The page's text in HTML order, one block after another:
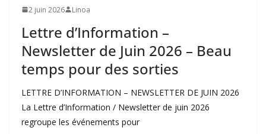
2 juin 2026 Linoa
Lettre d’Information –
Newsletter de Juin 2026 – Beau
temps pour des sorties
LETTRE D’INFORMATION – NEWSLETTER DE JUIN 2026
La Lettre d’Information / Newsletter de juin 2026
regroupe les événements pour